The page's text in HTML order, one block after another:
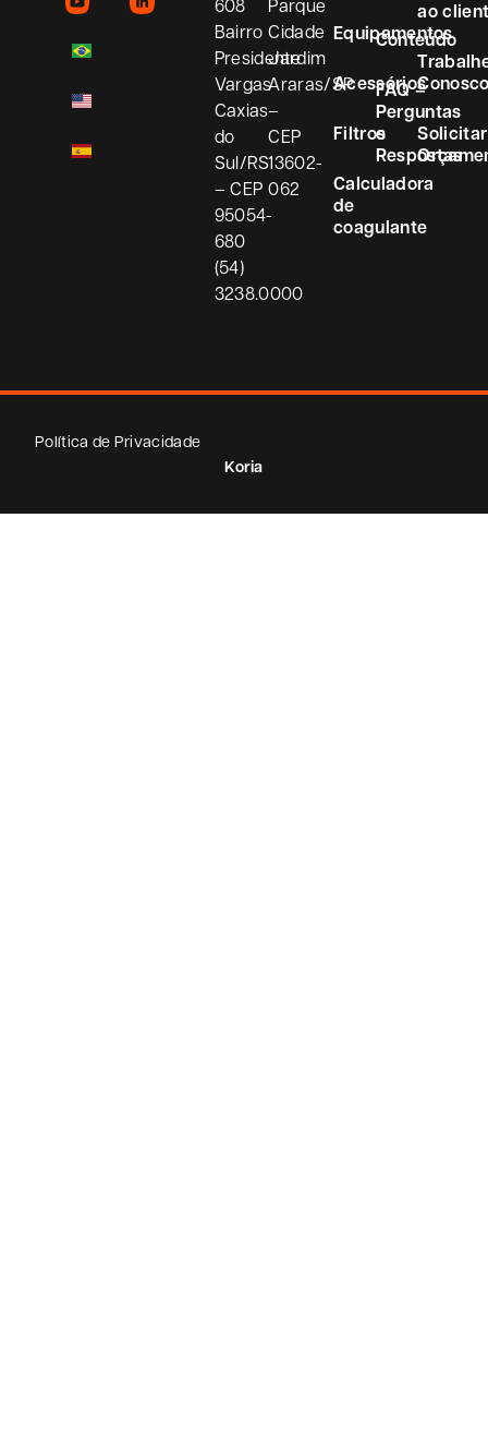
608
Bairro
Presidente
Vargas
Caxias
do
Sul/RS
– CEP
95054-
680
(54)
3238.0000
Parque
Cidade
Jardim
Araras/SP
–
CEP
13602-
062
Equipamentos
Acessórios
Filtros
Calculadora
de
coagulante
Conteúdo
FAQ –
Perguntas
e
Respostas
ao
Solicitar
Política de Privacidade
Koria